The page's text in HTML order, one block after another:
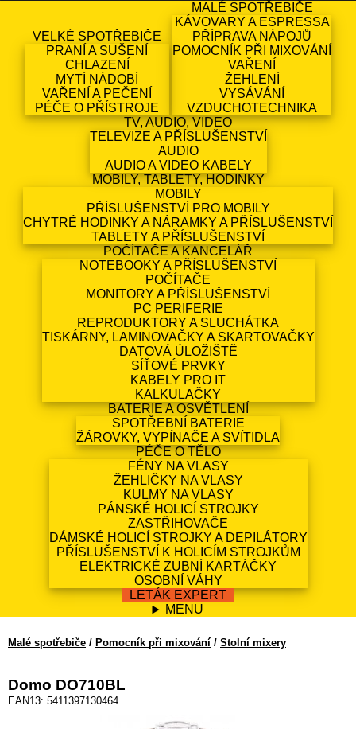
VELKÉ SPOTŘEBIČE
PRANÍ A SUŠENÍ
CHLAZENÍ
MYTÍ NÁDOBÍ
VAŘENÍ A PEČENÍ
PÉČE O PŘÍSTROJE
MALÉ SPOTŘEBIČE
KÁVOVARY A ESPRESSA
PŘÍPRAVA NÁPOJŮ
POMOCNÍK PŘI MIXOVÁNÍ
VAŘENÍ
ŽEHLENÍ
VYSÁVÁNÍ
VZDUCHOTECHNIKA
TV, AUDIO, VIDEO
TELEVIZE A PŘÍSLUŠENSTVÍ
AUDIO
AUDIO A VIDEO KABELY
MOBILY, TABLETY, HODINKY
MOBILY
PŘÍSLUŠENSTVÍ PRO MOBILY
CHYTRÉ HODINKY A NÁRAMKY A PŘÍSLUŠENSTVÍ
TABLETY A PŘÍSLUŠENSTVÍ
POČÍTAČE A KANCELÁŘ
NOTEBOOKY A PŘÍSLUŠENSTVÍ
POČÍTAČE
MONITORY A PŘÍSLUŠENSTVÍ
PC PERIFERIE
REPRODUKTORY A SLUCHÁTKA
TISKÁRNY, LAMINOVAČKY A SKARTOVAČKY
DATOVÁ ÚLOŽIŠTĚ
SÍŤOVÉ PRVKY
KABELY PRO IT
KALKULAČKY
BATERIE A OSVĚTLENÍ
SPOTŘEBNÍ BATERIE
ŽÁROVKY, VYPÍNAČE A SVÍTIDLA
PÉČE O TĚLO
FÉNY NA VLASY
ŽEHLIČKY NA VLASY
KULMY NA VLASY
PÁNSKÉ HOLICÍ STROJKY
ZASTŘIHOVAČE
DÁMSKÉ HOLICÍ STROJKY A DEPILÁTORY
PŘÍSLUŠENSTVÍ K HOLICÍM STROJKŮM
ELEKTRICKÉ ZUBNÍ KARTÁČKY
OSOBNÍ VÁHY
LETÁK EXPERT
MENU
Malé spotřebiče / Pomocník při mixování / Stolní mixery
Domo DO710BL
EAN13: 5411397130464